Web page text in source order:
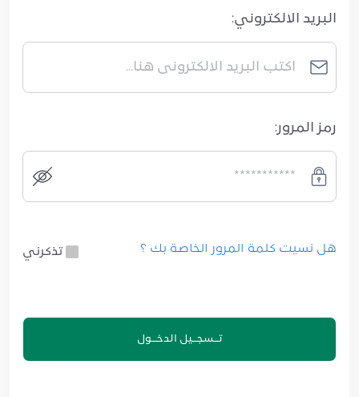
البريد الالكتروني:
رمز المرور:
هل نسيت كلمة المرور الخاصة بك ؟ تذكرني
تــسجــيل الدخــول